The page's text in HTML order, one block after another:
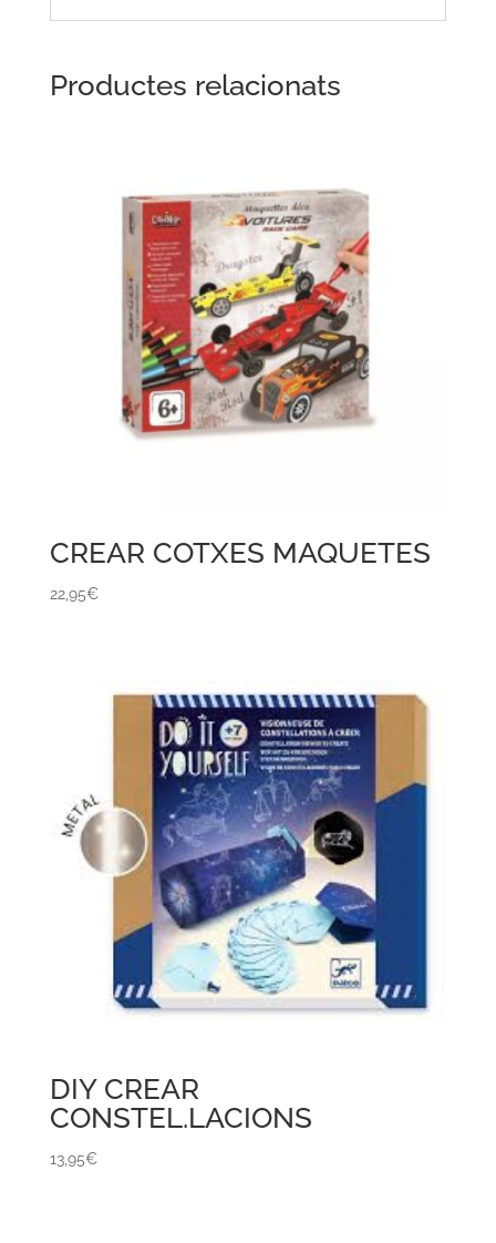
Productes relacionats
CREAR COTXES MAQUETES
22,95€
DIY CREAR
CONSTEL.LACIONS
13,95€